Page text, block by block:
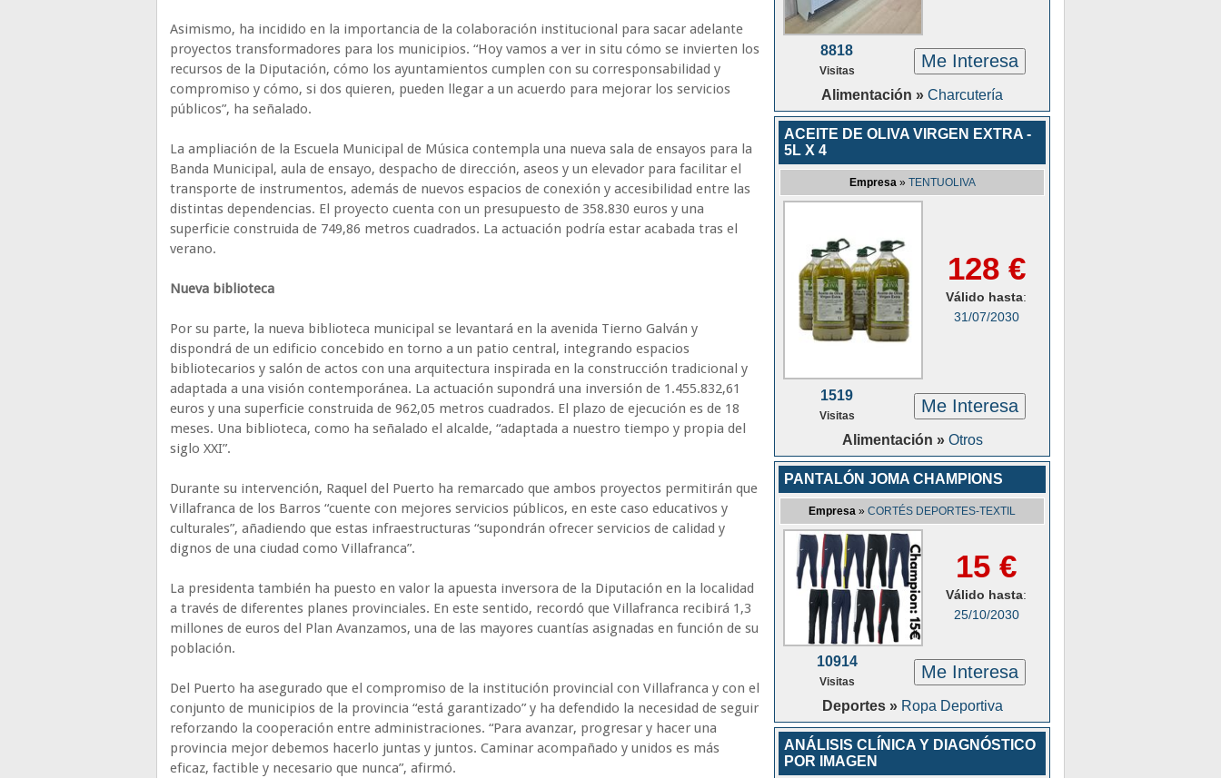
Asimismo, ha incidido en la importancia de la colaboración institucional para sacar adelante
proyectos transformadores para los municipios. “Hoy vamos a ver in situ cómo se invierten los
recursos de la Diputación, cómo los ayuntamientos cumplen con su corresponsabilidad y
compromiso y cómo, si dos quieren, pueden llegar a un acuerdo para mejorar los servicios
públicos”, ha señalado.
La ampliación de la Escuela Municipal de Música contempla una nueva sala de ensayos para la
Banda Municipal, aula de ensayo, despacho de dirección, aseos y un elevador para facilitar el
transporte de instrumentos, además de nuevos espacios de conexión y accesibilidad entre las
distintas dependencias. El proyecto cuenta con un presupuesto de 358.830 euros y una
superficie construida de 749,86 metros cuadrados. La actuación podría estar acabada tras el
verano.
Nueva biblioteca
Por su parte, la nueva biblioteca municipal se levantará en la avenida Tierno Galván y
dispondrá de un edificio concebido en torno a un patio central, integrando espacios
bibliotecarios y salón de actos con una arquitectura inspirada en la construcción tradicional y
adaptada a una visión contemporánea. La actuación supondrá una inversión de 1.455.832,61
euros y una superficie construida de 962,05 metros cuadrados. El plazo de ejecución es de 18
meses. Una biblioteca, como ha señalado el alcalde, “adaptada a nuestro tiempo y propia del
siglo XXI”.
Durante su intervención, Raquel del Puerto ha remarcado que ambos proyectos permitirán que
Villafranca de los Barros “cuente con mejores servicios públicos, en este caso educativos y
culturales”, añadiendo que estas infraestructuras “supondrán ofrecer servicios de calidad y
dignos de una ciudad como Villafranca”.
La presidenta también ha puesto en valor la apuesta inversora de la Diputación en la localidad
a través de diferentes planes provinciales. En este sentido, recordó que Villafranca recibirá 1,3
millones de euros del Plan Avanzamos, una de las mayores cuantías asignadas en función de su
población.
Del Puerto ha asegurado que el compromiso de la institución provincial con Villafranca y con el
conjunto de municipios de la provincia “está garantizado” y ha defendido la necesidad de seguir
reforzando la cooperación entre administraciones. “Para avanzar, progresar y hacer una
provincia mejor debemos hacerlo juntas y juntos. Caminar acompañado y unidos es más
eficaz, factible y necesario que nunca”, afirmó.
8818
Visitas Me Interesa
Alimentación » Charcutería
ACEITE DE OLIVA VIRGEN EXTRA -
5L X 4
Empresa » TENTUOLIVA
128 €
Válido hasta:
31/07/2030
1519
Visitas Me Interesa
Alimentación » Otros
PANTALÓN JOMA CHAMPIONS
Empresa » CORTÉS DEPORTES-TEXTIL
15 €
Válido hasta:
25/10/2030
10914
Visitas Me Interesa
Deportes » Ropa Deportiva
ANÁLISIS CLÍNICA Y DIAGNÓSTICO
POR IMAGEN